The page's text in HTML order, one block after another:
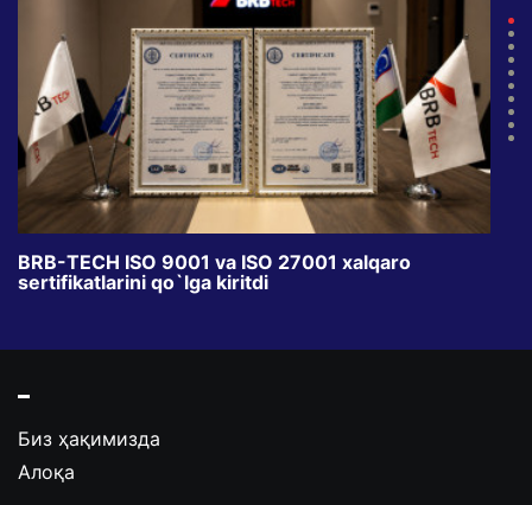
BRB-TECH ISO 9001 va ISO 27001 xalqaro
sertifikatlarini qo`lga kiritdi
Биз ҳақимизда
Алоқа